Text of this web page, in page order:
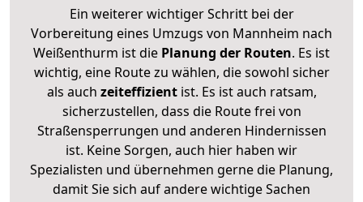
Ein weiterer wichtiger Schritt bei der
Vorbereitung eines Umzugs von Mannheim nach
Weißenthurm ist die Planung der Routen. Es ist
wichtig, eine Route zu wählen, die sowohl sicher
als auch zeiteffizientist. Es ist auch ratsam,
sicherzustellen, dass die Route frei von
Straßensperrungen und anderen Hindernissen
ist. Keine Sorgen, auch hier haben wir
Spezialisten und übernehmen gerne die Planung,
damit Sie sich auf andere wichtige Sachen